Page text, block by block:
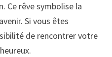
Ce rêve symbolise la
Si vous êtes
de rencontrer votre